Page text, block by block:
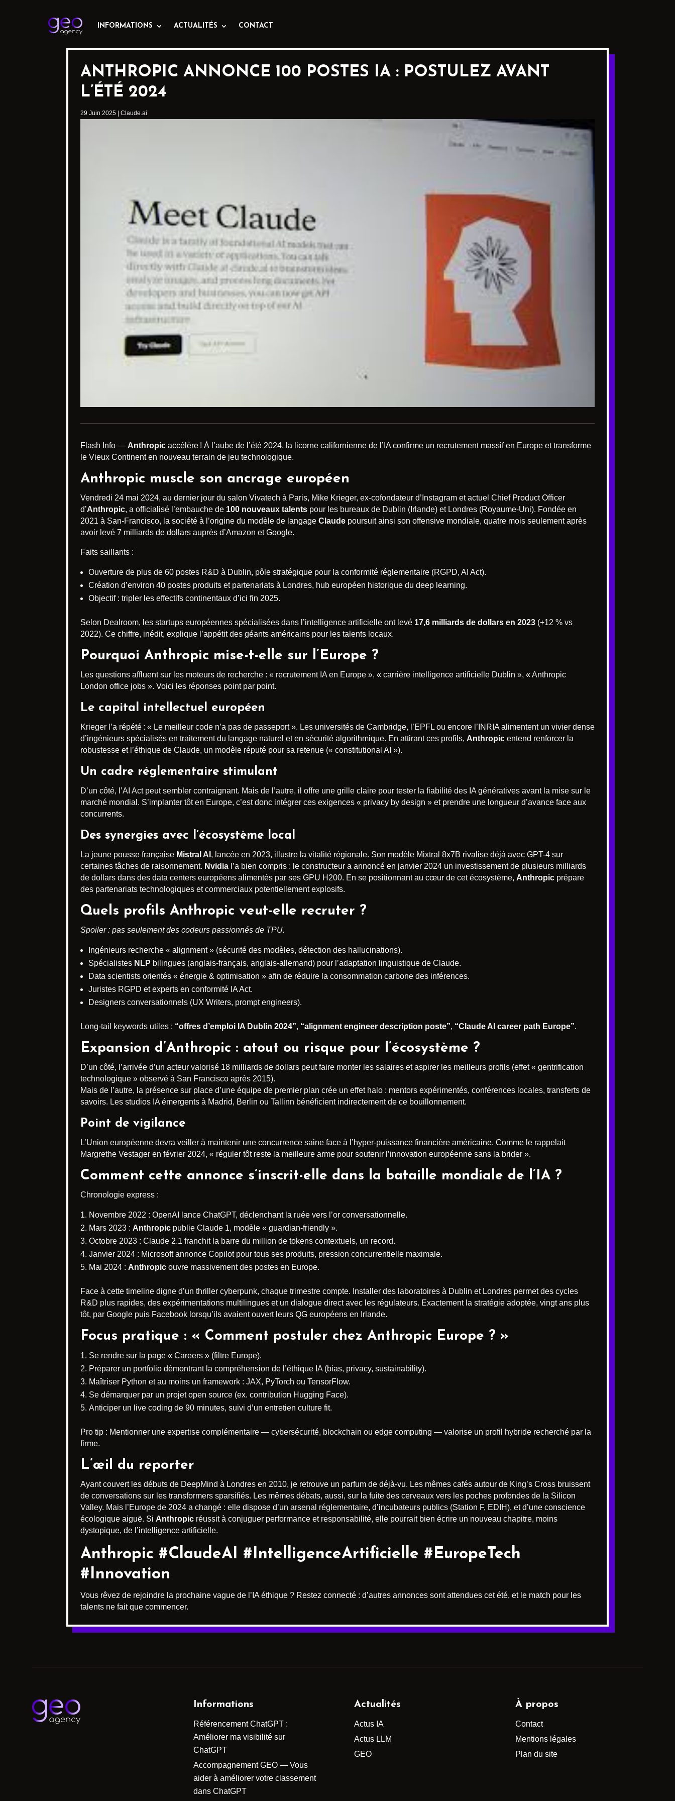
INFORMATIONS ACTUALITÉS CONTACT
ANTHROPIC ANNONCE 100 POSTES IA : POSTULEZ AVANT
L’ÉTÉ 2024
29 Juin 2025 Claude.ai
Flash Info — Anthropic accélère ! À l’aube de l’été 2024, la licorne californienne de l’IA confirme un recrutement massif en Europe et transforme
le Vieux Continent en nouveau terrain de jeu technologique.
Anthropic muscle son ancrage européen
Vendredi 24 mai 2024, au dernier jour du salon Vivatech à Paris, Mike Krieger, ex-cofondateur d’Instagram et actuel Chief Product Officer
d’Anthropic, a officialisé l’embauche de 100 nouveaux talents pour les bureaux de Dublin (Irlande) et Londres (Royaume-Uni). Fondée en
2021 à San-Francisco, la société à l’origine du modèle de langage Claude poursuit ainsi son offensive mondiale, quatre mois seulement après
avoir levé 7 milliards de dollars auprès d’Amazon et Google.
Faits saillants :
Ouverture de plus de 60 postes R&D à Dublin, pôle stratégique pour la conformité réglementaire (RGPD, AI Act).
Création d’environ 40 postes produits et partenariats à Londres, hub européen historique du deep learning.
Objectif : tripler les effectifs continentaux d’ici fin 2025.
Selon Dealroom, les startups européennes spécialisées dans l’intelligence artificielle ont levé 17,6 milliards de dollars en 2023 (+12 % vs
2022). Ce chiffre, inédit, explique l’appétit des géants américains pour les talents locaux.
Pourquoi Anthropic mise-t-elle sur l’Europe ?
Les questions affluent sur les moteurs de recherche : « recrutement IA en Europe », « carrière intelligence artificielle Dublin », « Anthropic
London office jobs ». Voici les réponses point par point.
Le capital intellectuel européen
Krieger l’a répété : « Le meilleur code n’a pas de passeport ». Les universités de Cambridge, l’EPFL ou encore l’INRIA alimentent un vivier dense
d’ingénieurs spécialisés en traitement du langage naturel et en sécurité algorithmique. En attirant ces profils, Anthropic entend renforcer la
robustesse et l’éthique de Claude, un modèle réputé pour sa retenue (« constitutional AI »).
Un cadre réglementaire stimulant
D’un côté, l’AI Act peut sembler contraignant. Mais de l’autre, il offre une grille claire pour tester la fiabilité des IA génératives avant la mise sur le
marché mondial. S’implanter tôt en Europe, c’est donc intégrer ces exigences « privacy by design » et prendre une longueur d’avance face aux
concurrents.
Des synergies avec l’écosystème local
La jeune pousse française Mistral AI , lancée en 2023, illustre la vitalité régionale. Son modèle Mixtral 8x7B rivalise déjà avec GPT-4 sur
certaines tâches de raisonnement. Nvidia l’a bien compris : le constructeur a annoncé en janvier 2024 un investissement de plusieurs milliards
de dollars dans des data centers européens alimentés par ses GPU H200. En se positionnant au cœur de cet écosystème, Anthropic prépare
des partenariats technologiques et commerciaux potentiellement explosifs.
Quels profils Anthropic veut-elle recruter ?
Spoiler : pas seulement des codeurs passionnés de TPU.
Ingénieurs recherche « alignment » (sécurité des modèles, détection des hallucinations).
Spécialistes NLP bilingues (anglais-français, anglais-allemand) pour l’adaptation linguistique de Claude.
Data scientists orientés « énergie & optimisation » afin de réduire la consommation carbone des inférences.
Juristes RGPD et experts en conformité IA Act.
Designers conversationnels (UX Writers, prompt engineers).
Long-tail keywords utiles : “offres d’emploi IA Dublin 2024”, “alignment engineer description poste”, “Claude AI career path Europe”.
Expansion d’Anthropic : atout ou risque pour l’écosystème ?
D’un côté, l’arrivée d’un acteur valorisé 18 milliards de dollars peut faire monter les salaires et aspirer les meilleurs profils (effet « gentrification
technologique » observé à San Francisco après 2015).
Mais de l’autre, la présence sur place d’une équipe de premier plan crée un effet halo : mentors expérimentés, conférences locales, transferts de
savoirs. Les studios IA émergents à Madrid, Berlin ou Tallinn bénéficient indirectement de ce bouillonnement.
Point de vigilance
L’Union européenne devra veiller à maintenir une concurrence saine face à l’hyper-puissance financière américaine. Comme le rappelait
Margrethe Vestager en février 2024, « réguler tôt reste la meilleure arme pour soutenir l’innovation européenne sans la brider ».
Comment cette annonce s’inscrit-elle dans la bataille mondiale de l’IA ?
Chronologie express :
Novembre 2022 : OpenAI lance ChatGPT, déclenchant la ruée vers l’or conversationnelle.
Mars 2023 : Anthropic publie Claude 1, modèle « guardian-friendly ».
Octobre 2023 : Claude 2.1 franchit la barre du million de tokens contextuels, un record.
Janvier 2024 : Microsoft annonce Copilot pour tous ses produits, pression concurrentielle maximale.
Mai 2024 : Anthropic ouvre massivement des postes en Europe.
Face à cette timeline digne d’un thriller cyberpunk, chaque trimestre compte. Installer des laboratoires à Dublin et Londres permet des cycles
R&D plus rapides, des expérimentations multilingues et un dialogue direct avec les régulateurs. Exactement la stratégie adoptée, vingt ans plus
tôt, par Google puis Facebook lorsqu’ils avaient ouvert leurs QG européens en Irlande.
Focus pratique : « Comment postuler chez Anthropic Europe ? »
Se rendre sur la page « Careers » (filtre Europe).
Préparer un portfolio démontrant la compréhension de l’éthique IA (bias, privacy, sustainability).
Maîtriser Python et au moins un framework : JAX, PyTorch ou TensorFlow.
Se démarquer par un projet open source (ex. contribution Hugging Face).
Anticiper un live coding de 90 minutes, suivi d’un entretien culture fit.
Pro tip : Mentionner une expertise complémentaire — cybersécurité, blockchain ou edge computing — valorise un profil hybride recherché par la
firme.
L’œil du reporter
Ayant couvert les débuts de DeepMind à Londres en 2010, je retrouve un parfum de déjà-vu. Les mêmes cafés autour de King’s Cross bruissent
de conversations sur les transformers sparsifiés. Les mêmes débats, aussi, sur la fuite des cerveaux vers les poches profondes de la Silicon
Valley. Mais l’Europe de 2024 a changé : elle dispose d’un arsenal réglementaire, d’incubateurs publics (Station F, EDIH), et d’une conscience
écologique aiguë. Si Anthropic réussit à conjuguer performance et responsabilité, elle pourrait bien écrire un nouveau chapitre, moins
dystopique, de l’intelligence artificielle.
Anthropic #ClaudeAI #IntelligenceArtificielle #EuropeTech
#Innovation
Vous rêvez de rejoindre la prochaine vague de l’IA éthique ? Restez connecté : d’autres annonces sont attendues cet été, et le match pour les
talents ne fait que commencer.
Informations
Référencement ChatGPT :
Améliorer ma visibilité sur
ChatGPT
Accompagnement GEO — Vous
aider à améliorer votre classement
dans ChatGPT
Actualités
Actus IA
Actus LLM
GEO
À propos
Contact
Mentions légales
Plan du site